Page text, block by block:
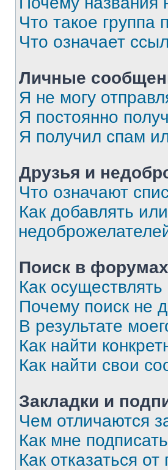
Что такое группа
Что означает
Личные
Я не могу
Я постоянно
Я получил спам
Друзья и
Что означают
Как добавлять
Поиск в форумах
Как
Почему поиск не
В результате
Как найти
Как найти свои
Закладки и
Чем отличаются
Как мне
Как отказаться от